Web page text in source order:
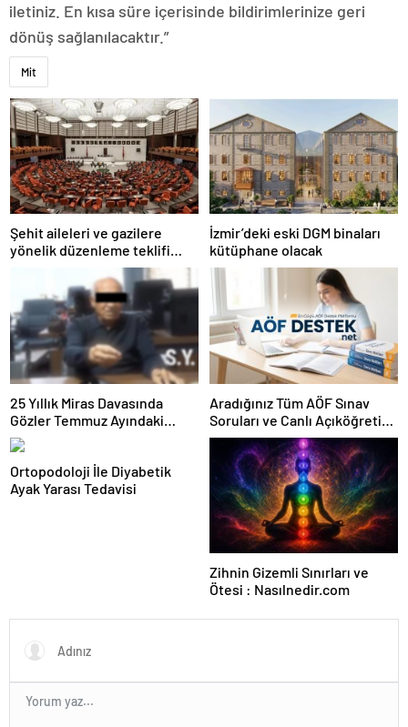
iletiniz. En kısa süre içerisinde bildirimlerinize geri
dönüş sağlanılacaktır.”
Mit
Şehit aileleri ve gazilere
yönelik düzenleme teklifi
Meclis’te kabul edildi
İzmir’deki eski DGM binaları
kütüphane olacak
25 Yıllık Miras Davasında
Gözler Temmuz Ayındaki
Karar Duruşmasına Çevrildi
Aradığınız Tüm AÖF Sınav
Soruları ve Canlı Açıköğretim
Forumu Burada
Ortopodoloji İle Diyabetik
Ayak Yarası Tedavisi
Zihnin Gizemli Sınırları ve
Ötesi : Nasılnedir.com